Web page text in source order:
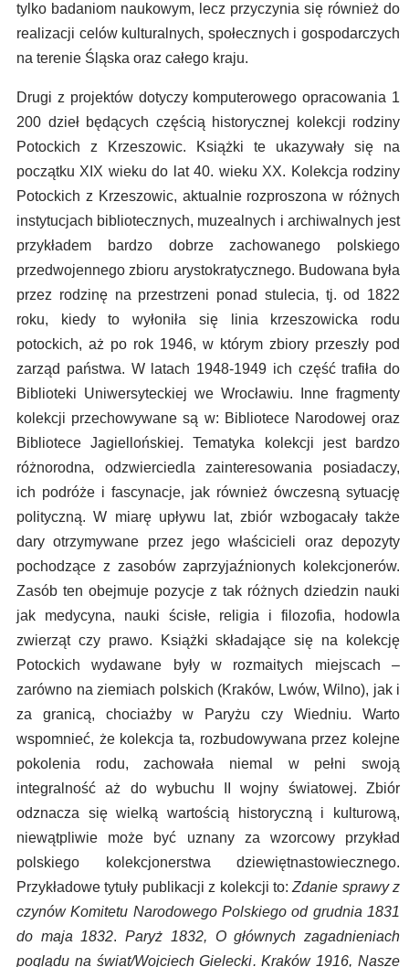
tylko badaniom naukowym, lecz przyczynia się również do
realizacji celów kulturalnych, społecznych i gospodarczych
na terenie Śląska oraz całego kraju.
Drugi z projektów dotyczy komputerowego opracowania 1
200 dzieł będących częścią historycznej kolekcji rodziny
Potockich z Krzeszowic. Książki te ukazywały się na
początku XIX wieku do lat 40. wieku XX. Kolekcja rodziny
Potockich z Krzeszowic, aktualnie rozproszona w różnych
instytucjach bibliotecznych, muzealnych i archiwalnych jest
przykładem bardzo dobrze zachowanego polskiego
przedwojennego zbioru arystokratycznego. Budowana była
przez rodzinę na przestrzeni ponad stulecia, tj. od 1822
roku, kiedy to wyłoniła się linia krzeszowicka rodu
potockich, aż po rok 1946, w którym zbiory przeszły pod
zarząd państwa. W latach 1948-1949 ich część trafiła do
Biblioteki Uniwersyteckiej we Wrocławiu. Inne fragmenty
kolekcji przechowywane są w: Bibliotece Narodowej oraz
Bibliotece Jagiellońskiej. Tematyka kolekcji jest bardzo
różnorodna, odzwierciedla zainteresowania posiadaczy,
ich podróże i fascynacje, jak również ówczesną sytuację
polityczną. W miarę upływu lat, zbiór wzbogacały także
dary otrzymywane przez jego właścicieli oraz depozyty
pochodzące z zasobów zaprzyjaźnionych kolekcjonerów.
Zasób ten obejmuje pozycje z tak różnych dziedzin nauki
jak medycyna, nauki ścisłe, religia i filozofia, hodowla
zwierząt czy prawo. Książki składające się na kolekcję
Potockich wydawane były w rozmaitych miejscach –
zarówno na ziemiach polskich (Kraków, Lwów, Wilno), jak i
za granicą, chociażby w Paryżu czy Wiedniu. Warto
wspomnieć, że kolekcja ta, rozbudowywana przez kolejne
pokolenia rodu, zachowała niemal w pełni swoją
integralność aż do wybuchu II wojny światowej. Zbiór
odznacza się wielką wartością historyczną i kulturową,
niewątpliwie może być uznany za wzorcowy przykład
polskiego kolekcjonerstwa dziewiętnastowiecznego.
Przykładowe tytuły publikacji z kolekcji to:Zdanie sprawy z
czynów Komitetu Narodowego Polskiego od grudnia 1831
do maja 1832.Paryż 1832, O głównych zagadnieniach
poglądu na świat/Wojciech Gielecki. Kraków 1916, Nasze